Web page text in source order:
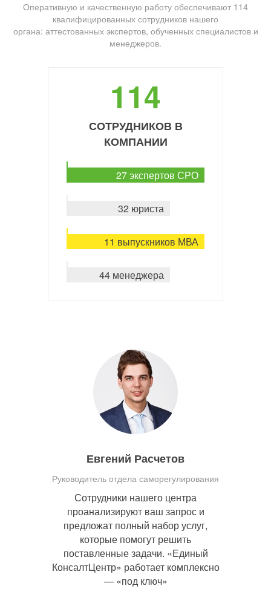
Оперативную и качественную работу обеспечивают 114
квалифицированных сотрудников нашего
органа: аттестованных экспертов, обученных специалистов и
менеджеров.
114
СОТРУДНИКОВ В
КОМПАНИИ
27 экспертов СРО
32 юриста
11 выпускников МВА
44 менеджера
Евгений Расчетов
Руководитель отдела саморегулирования
Сотрудники нашего центра
проанализируют ваш запрос и
предложат полный набор услуг,
которые помогут решить
поставленные задачи. «Единый
КонсалтЦентр» работает комплексно
— «под ключ»